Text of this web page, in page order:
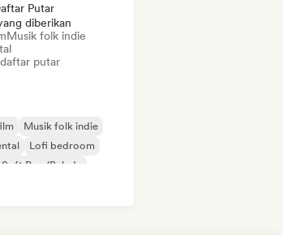
Putar
diberikan
Musik folk indie
putar
Musik folk indie
Lofi bedroom
Soft Pop/Balada